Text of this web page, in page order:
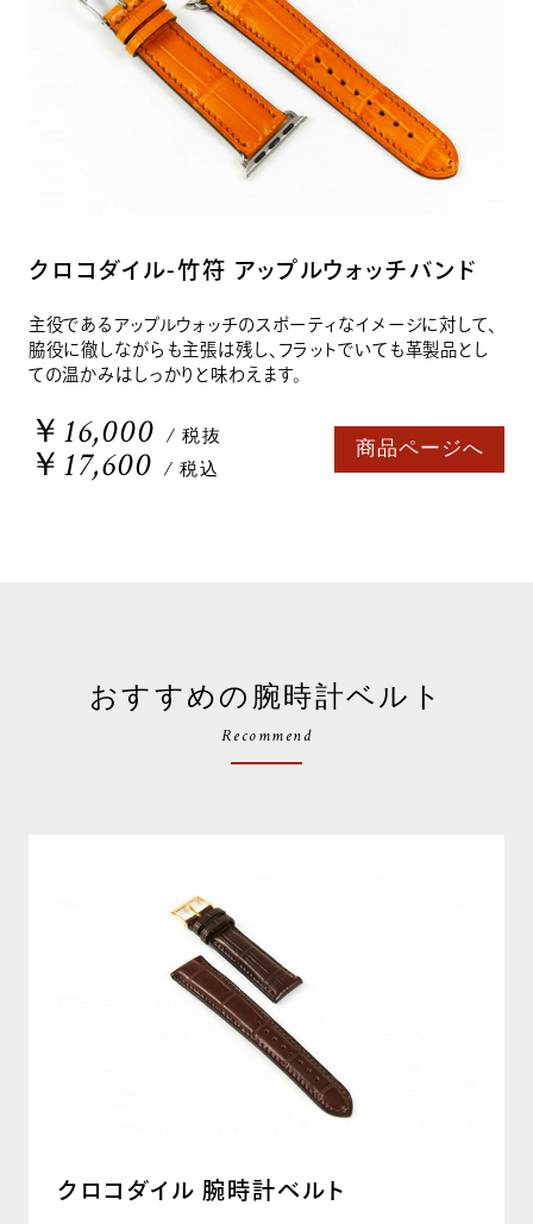
クロコダイル-竹符 アップルウォッチバンド
主役であるアップルウォッチのスポーティなイメージに対して、
脇役に徹しながらも主張は残し、フラットでいても革製品とし
ての温かみはしっかりと味わえます。
￥16,000 / 税抜
￥17,600 / 税込
商品ページへ
おすすめの腕時計ベルト
Recommend
クロコダイル 腕時計ベルト